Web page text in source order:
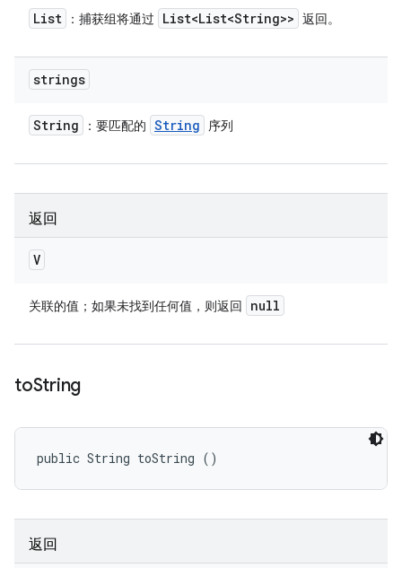
List ：捕获组将通过 List<List<String>> 返回。
strings
String ：要匹配的 String 序列
返回
V
关联的值；如果未找到任何值，则返回 null
toString
public String toString ()
返回